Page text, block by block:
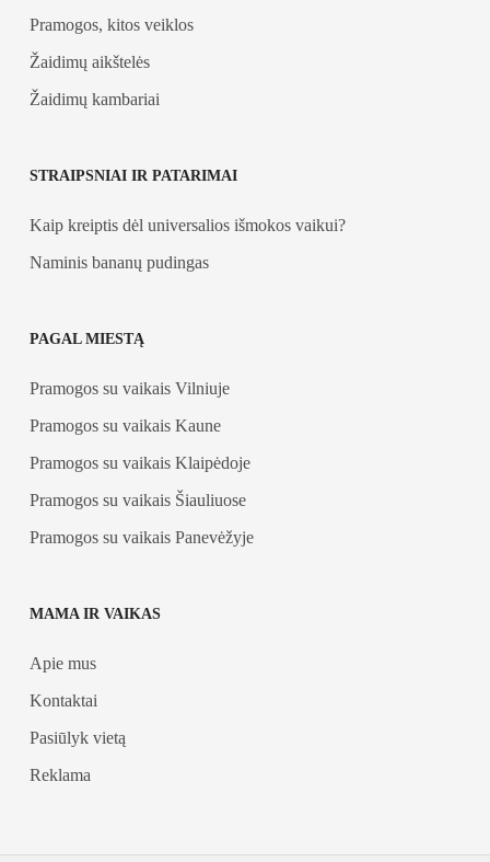
Pramogos, kitos veiklos
Žaidimų aikštelės
Žaidimų kambariai
STRAIPSNIAI IR PATARIMAI
Kaip kreiptis dėl universalios išmokos vaikui?
Naminis bananų pudingas
PAGAL MIESTĄ
Pramogos su vaikais Vilniuje
Pramogos su vaikais Kaune
Pramogos su vaikais Klaipėdoje
Pramogos su vaikais Šiauliuose
Pramogos su vaikais Panevėžyje
MAMA IR VAIKAS
Apie mus
Kontaktai
Pasiūlyk vietą
Reklama